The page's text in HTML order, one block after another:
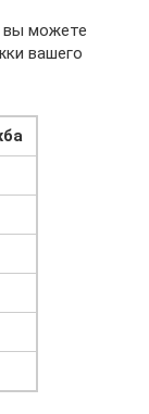
вы можете
вашего